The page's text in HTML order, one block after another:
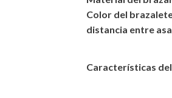
Color del
distancia entre
Características